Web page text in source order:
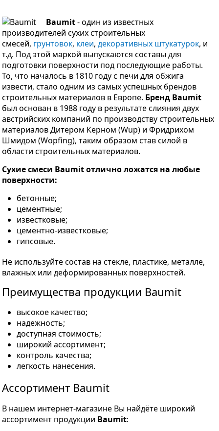
Baumit- один из известных
производителей сухих строительных
смесей, грунтовок, клеи, декоративных штукатурок, и
т.д. Под этой маркой выпускаются составы для
подготовки поверхности под последующие работы.
То, что началось в 1810 году с печи для обжига
извести, стало одним из самых успешных брендов
строительных материалов в Европе. Бренд Baumit
был основан в 1988 году в результате слияния двух
австрийских компаний по производству строительных
материалов Дитером Керном (Wup) и Фридрихом
Шмидом (Wopfing), таким образом став силой в
области строительных материалов.
Сухие смеси Baumit отлично ложатся на любые
поверхности:
бетонные;
цементные;
известковые;
цементно-известковые;
гипсовые.
Не используйте состав на стекле, пластике, металле,
влажных или деформированных поверхностей.
Преимущества продукции Baumit
высокое качество;
надежность;
доступная стоимость;
широкий ассортимент;
контроль качества;
легкость нанесения.
Ассортимент Baumit
В нашем интернет-магазине Вы найдёте широкий
ассортимент продукции Baumit: